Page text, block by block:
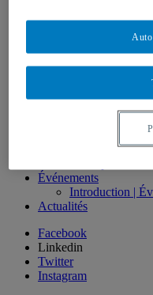
EUR8216
EUR8511
Événements
Introduction |
Actualités
Facebook
Linkedin
Twitter
Instagram